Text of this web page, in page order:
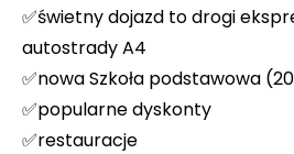
✅świetny dojazd to drogi
autostrady A4
✅nowa Szkoła podstawowa
✅popularne dyskonty
✅restauracje